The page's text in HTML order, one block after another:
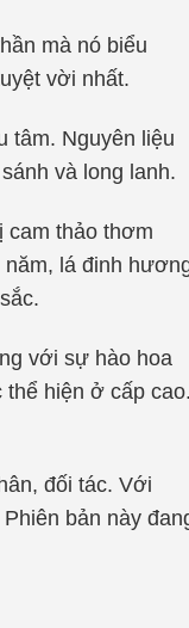
mà nó biểu
vời nhất.
tâm. Nguyên liệu
và long lanh.
cam thảo thơm
lá đinh
với sự hào hoa
thể hiện ở cấp cao.
đối tác. Với
bản này